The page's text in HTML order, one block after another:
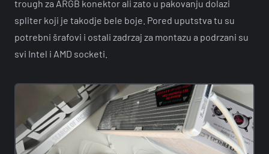
trough za ARGB konektor ali zato u pakovanju dolazi
spliter koji je takodje bele boje. Pored uputstva tu su
potrebni šrafovi i ostali zadrzaj za montazu a podrzani su
svi Intel i AMD socketi.